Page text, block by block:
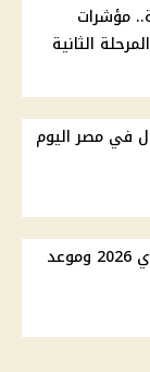
مؤشرات
في مصر اليوم
موقف ترحيل إجازة المولد النبوي 2026 وموعد